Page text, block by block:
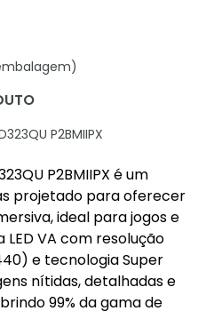
P2BMIIPX
P2BMIIPX é um
projetado para oferecer
ideal para jogos e
VA com resolução
e tecnologia Super
nítidas, detalhadas e
99% da gama de